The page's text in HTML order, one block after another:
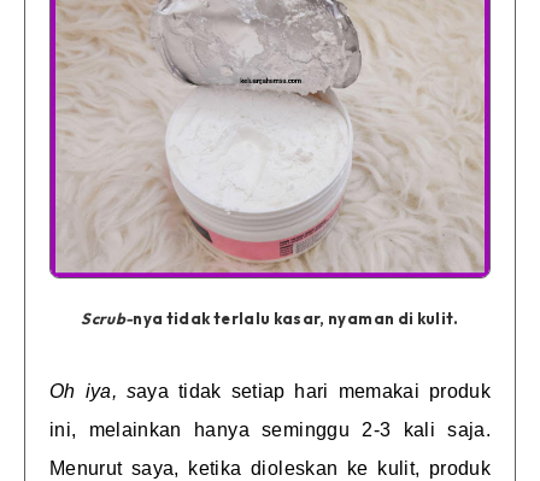
Scrub-nya tidak terlalu kasar, nyaman di kulit.
Oh iya, saya tidak setiap hari memakai produk
ini, melainkan hanya seminggu 2-3 kali saja.
Menurut saya, ketika dioleskan ke kulit, produk